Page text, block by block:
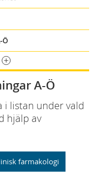
Ö
A-Ö
i listan under vald
hjälp av
farmakologi